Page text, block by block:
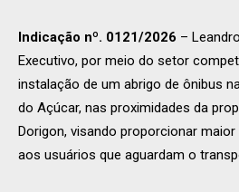
Indicação nº. 0121/2026 –
Executivo, por meio do setor
instalação de um abrigo de ônibus
do Açúcar, nas proximidades da
Dorigon, visando proporcionar
aos usuários que aguardam o